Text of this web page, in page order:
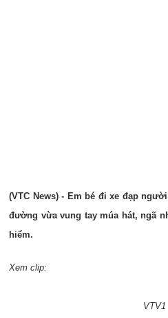
(VTC News) - Em bé đi xe đạp
đường vừa vung tay múa hát, ngã
hiểm.
Xem clip:
VTV1